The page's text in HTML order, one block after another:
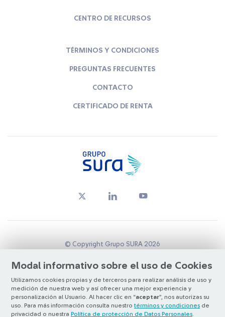
Modal informativo sobre el uso de Cookies
Utilizamos cookies propias y de terceros para realizar análisis de uso y
medición de nuestra web y así ofrecer una mejor experiencia y
personalización al Usuario. Al hacer clic en “aceptar”, nos autorizas su
uso. Para más información consulta nuestro términos y condiciones de
privacidad o nuestra Política de protección de Datos Personales
CENTRO DE RECURSOS
TÉRMINOS Y CONDICIONES
PREGUNTAS FRECUENTES
CONTACTO
CERTIFICADO DE RENTA
© Copyright Grupo SURA 2026
Listados en:BVC yNYSE (ADR nivel 1)
Bolsa de Santiago